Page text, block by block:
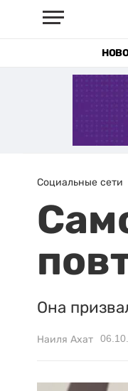
Социальные сети
Она
Наиля Ахат